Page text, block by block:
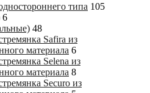
типа 105
6
48
Safira из
материала 6
Selena из
материала 8
Securo из